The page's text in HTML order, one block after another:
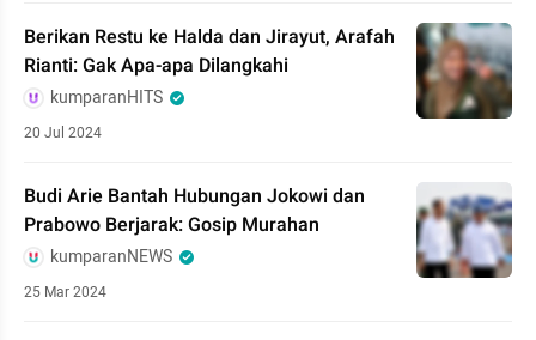
Berikan Restu ke Halda dan Jirayut, Arafah
Rianti: Gak Apa-apa Dilangkahi
kumparanHITS
20 Jul 2024
Budi Arie Bantah Hubungan Jokowi dan
Prabowo Berjarak: Gosip Murahan
kumparanNEWS
25 Mar 2024